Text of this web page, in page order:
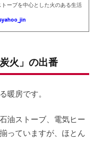
ーブを中心とした火のある生活
火」の出番
暖房です。
油ストーブ、電気ヒー
っていますが、ほとん